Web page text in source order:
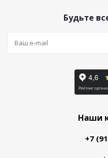
Будьте
Наши
+7